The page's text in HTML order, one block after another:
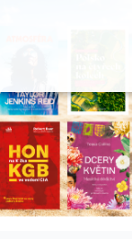
NEZBYTNÉ
základní funkce